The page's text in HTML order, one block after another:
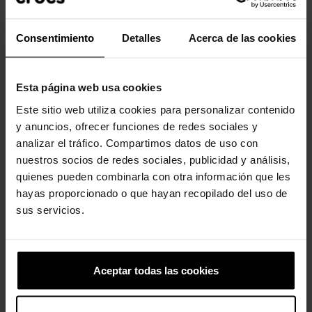
Consentimiento Detalles Acerca de las cookies
Esta página web usa cookies
Este sitio web utiliza cookies para personalizar contenido
y anuncios, ofrecer funciones de redes sociales y
analizar el tráfico. Compartimos datos de uso con
nuestros socios de redes sociales, publicidad y análisis,
quienes pueden combinarla con otra información que les
hayas proporcionado o que hayan recopilado del uso de
sus servicios.
Aceptar todas las cookies
material Croslite™.
Perfeito para a água e flutuante, pesa apenas alguns gramas.
Os orifícios de ventilação proporcionam respirabilidade
enquanto absorvem água e sujeira.
Fácil de limpar e rápido de secar.
A tira traseira giratória permite um ajuste mais preciso.
Personalizável com Jibbitz™.